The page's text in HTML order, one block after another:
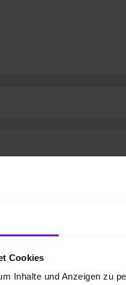
Cookies
Inhalte und Anzeigen zu
45.710,00 EUR
5,83 %
5,99 %